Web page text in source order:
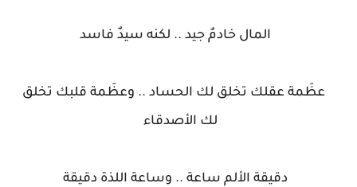
المال خادمٌ جيد .. لكنه سيدٌ فاسد
عظَمة عقلك تخلق لك الحساد .. وعظَمة قلبك تخلق
لك الأصدقاء
دقيقة الألم ساعة .. وساعة اللذة دقيقة